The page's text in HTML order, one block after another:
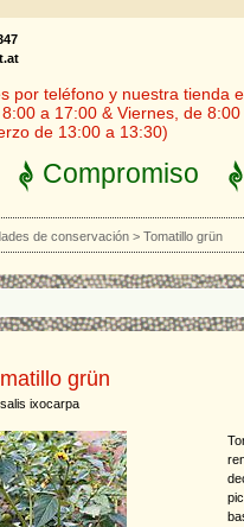
por teléfono y nuestra tienda
a 17:00 & Viernes, de
de 13:00 a 13:30)
Compromiso
de conservación > Tomatillo grün
grün
ixocarpa